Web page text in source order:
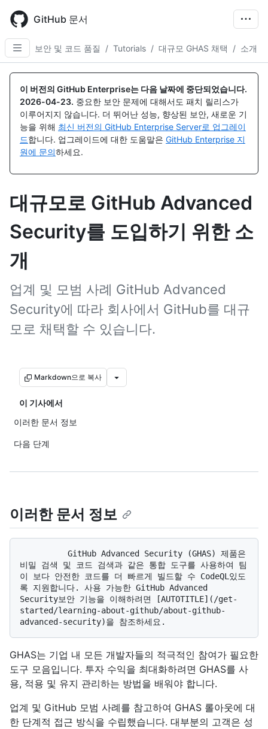
main
content
GitHub 문서
보안 및 코드 품질 / Tutorials / 대규모 GHAS 채택 / 소개
이 버전의 GitHub Enterprise는 다음 날짜에 중단되었습니다.
2026-04-23. 중요한 보안 문제에 대해서도 패치 릴리스가
이루어지지 않습니다. 더 뛰어난 성능, 향상된 보안, 새로운 기
능을 위해 최신 버전의 GitHub Enterprise Server로 업그레이
드합니다. 업그레이드에 대한 도움말은 GitHub Enterprise 지
원에 문의하세요.
대규모로 GitHub Advanced
Security를 도입하기 위한 소
개
업계 및 모범 사례 GitHub Advanced
Security에 따라 회사에서 GitHub를 대규
모로 채택할 수 있습니다.
Markdown으로 복사
이 기사에서
이러한 문서 정보
다음 단계
이러한 문서 정보
비밀 검색 및 코드 검색과 같은 통합 도구를 사용하여 팀
이 보다 안전한 코드를 더 빠르게 빌드할 수 CodeQL있도
록 지원합니다. 사용 가능한 GitHub Advanced
Security보안 기능을 이해하려면 [AUTOTITLE](/get-
started/learning-about-github/about-github-
GHAS는 기업 내 모든 개발자들의 적극적인 참여가 필요한
도구 모음입니다. 투자 수익을 최대화하려면 GHAS를 사
용, 적용 및 유지 관리하는 방법을 배워야 합니다.
업계 및 GitHub 모범 사례를 참고하여 GHAS 롤아웃에 대
한 단계적 접근 방식을 수립했습니다. 대부분의 고객은 성